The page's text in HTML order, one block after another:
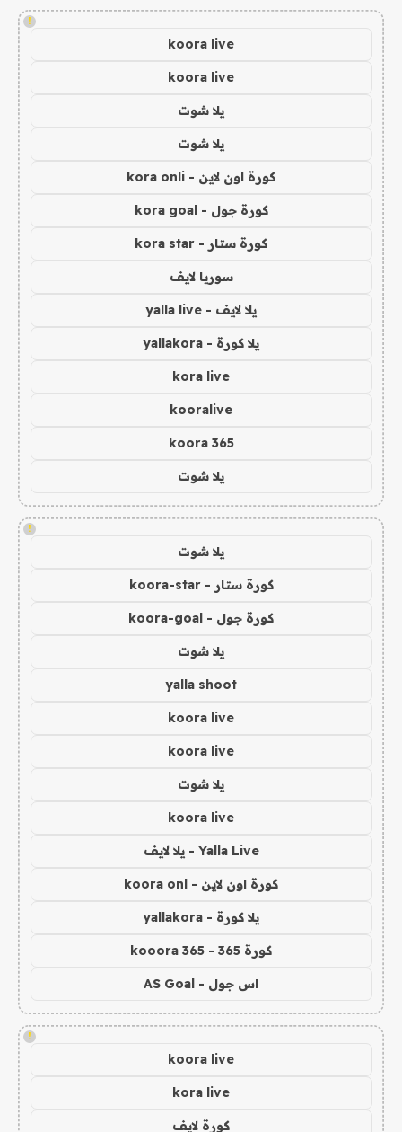
!
koora live
koora live
يلا شوت
يلا شوت
كورة اون لاين - kora onli
كورة جول - kora goal
كورة ستار - kora star
سوريا لايف
يلا لايف - yalla live
يلا كورة - yallakora
kora live
kooralive
koora 365
يلا شوت
!
يلا شوت
كورة ستار - koora-star
كورة جول - koora-goal
يلا شوت
yalla shoot
koora live
koora live
يلا شوت
koora live
Yalla Live - يلا لايف
كورة اون لاين - koora onl
يلا كورة - yallakora
كورة 365 - kooora 365
اس جول - AS Goal
!
koora live
kora live
كورة لايف